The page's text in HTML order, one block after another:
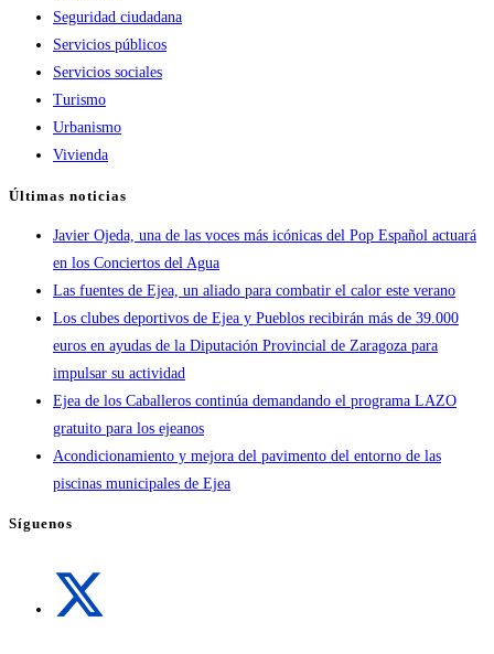
Seguridad ciudadana
Servicios públicos
Servicios sociales
Turismo
Urbanismo
Vivienda
Últimas noticias
Javier Ojeda, una de las voces más icónicas del Pop Español actuará
en los Conciertos del Agua
Las fuentes de Ejea, un aliado para combatir el calor este verano
Los clubes deportivos de Ejea y Pueblos recibirán más de 39.000
euros en ayudas de la Diputación Provincial de Zaragoza para
impulsar su actividad
Ejea de los Caballeros continúa demandando el programa LAZO
gratuito para los ejeanos
Acondicionamiento y mejora del pavimento del entorno de las
piscinas municipales de Ejea
Síguenos